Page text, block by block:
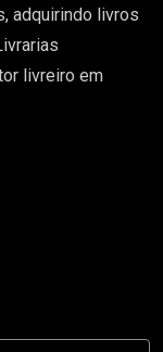
adquirindo livros
livreiro em